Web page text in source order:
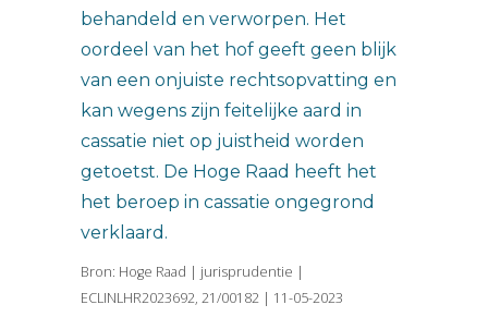
behandeld en verworpen. Het
oordeel van het hof geeft geen blijk
van een onjuiste rechtsopvatting en
kan wegens zijn feitelijke aard in
cassatie niet op juistheid worden
getoetst. De Hoge Raad heeft het
het beroep in cassatie ongegrond
verklaard.
Bron: Hoge Raad | jurisprudentie |
ECLINLHR2023692, 21/00182 | 11-05-2023